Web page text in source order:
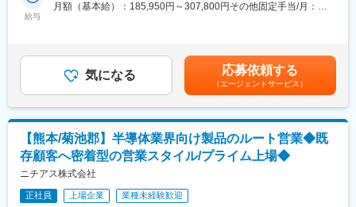
環境です。産休・育休取得や復帰実績もあるなど、ライフステー
完全週休2日制（土日祝休み）、年間休日120日以上に加え、有給
取得率76％、毎日ノー残業を徹底しており、メリハリを持って働
けます。
■当社の魅力
代表は保護猫活動（TNR等）も行っており、当社は「命や環境へ
の感謝」を大切にする企業文化、環境や健康に配慮した商品づく
りが特徴です。
熊本に根ざし、社会にポジティブな影響を与える仕事に挑戦した
い方に最適な環境です。
お客様に対し、当社の「かご製品」を活かした工法をご提案しま
す。お客様への定期的なフォローアップも行います。
製品」を活かした工法をご提案します！工事に合わせて耐久性や
設置の仕方などを計算し、かご工法の認知・ご利用頂けるよう提
案していただきます。
・契約後もアフターフォローを行い、継続してご発注いただける
よう、関係構築を行っていきます。※新規顧客8割、既存顧客2割
です。
給与
月額（基本給）：185,950円～307,800円その他固定手当/月：
業手当＞有＜給与補足＞※経験やスキルを考慮の上、当社規定によ
り決定いたします。■昇給：年1回（1月※過去実績～1万円／月）■
賞与：年2回（7月、12月※過去実績50万円～150万円）■営業手
当:1万円／月※初年度の賞与は、査定対象期間途中入社となるため
減額となります。賃金はあくまでも目安の金額であり、選考を通
じて上下する可能性があります。月給(月額)は固定手当を含めた表
記です。
気になる 応募依頼する
（エージェントサービス）
【熊本/菊池郡】半導体業界向け製品のルート営業◆既
存顧客へ密着型の営業スタイル/プライム上場◆
ニチアス株式会社
正社員 上場企業 業種未経験歓迎